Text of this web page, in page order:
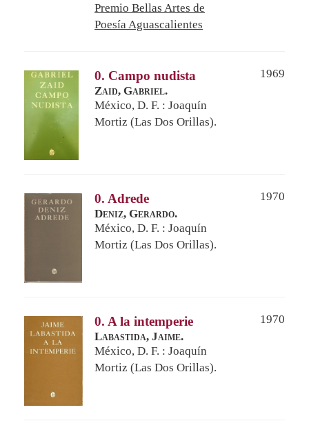
Premio Bellas Artes de
Poesía Aguascalientes
0. Campo nudista
1969
Zaid, Gabriel.
México, D. F. : Joaquín
Mortiz (Las Dos Orillas).
0. Adrede
1970
Deniz, Gerardo.
México, D. F. : Joaquín
Mortiz (Las Dos Orillas).
0. A la intemperie
1970
Labastida, Jaime.
México, D. F. : Joaquín
Mortiz (Las Dos Orillas).